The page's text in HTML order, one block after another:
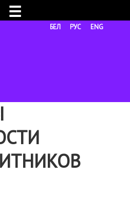
☰
БЕЛ РУС ENG